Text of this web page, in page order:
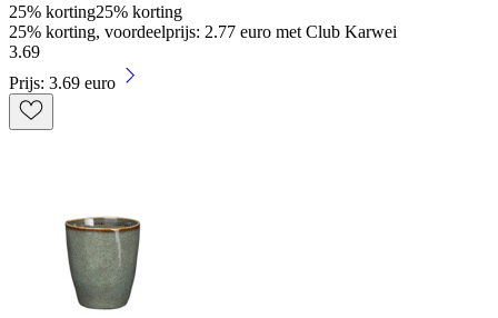
25% korting25% korting
25% korting, voordeelprijs: 2.77 euro met Club Karwei
3.69
Prijs: 3.69 euro